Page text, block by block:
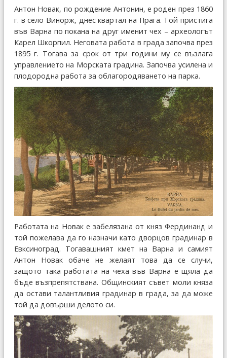
Антон Новак, по рождение Антонин, е роден през 1860
г. в село Винорж, днес квартал на Прага. Той пристига
във Варна по покана на друг именит чех – археологът
Карел Шкорпил. Неговата работа в града започва през
1895 г. Тогава за срок от три години му се възлага
управлението на Морската градина. Започва усилена и
плодородна работа за облагородяването на парка.
Работата на Новак е забелязана от княз Фердинанд и
той пожелава да го назначи като дворцов градинар в
Евксиноград. Тогавашният кмет на Варна и самият
Антон Новак обаче не желаят това да се случи,
защото така работата на чеха във Варна е щяла да
бъде възпрепятствана. Общинският съвет моли княза
да остави талантливия градинар в града, за да може
той да довърши делото си.